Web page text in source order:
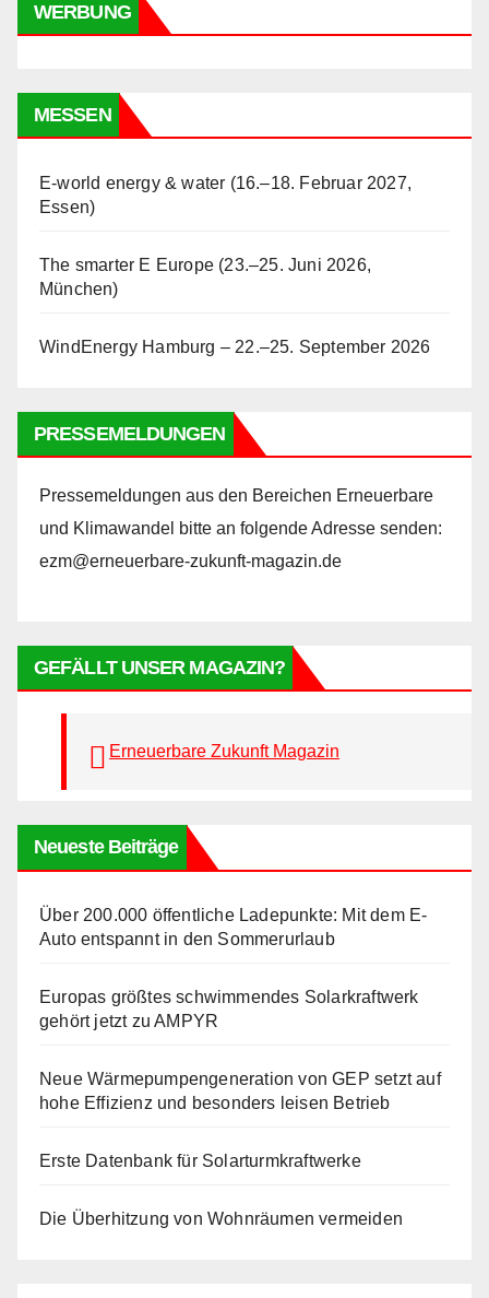
WERBUNG
MESSEN
E-world energy & water (16.–18. Februar 2027,
Essen)
The smarter E Europe (23.–25. Juni 2026,
München)
WindEnergy Hamburg – 22.–25. September 2026
PRESSEMELDUNGEN
Pressemeldungen aus den Bereichen Erneuerbare
und Klimawandel bitte an folgende Adresse senden:
ezm@erneuerbare-zukunft-magazin.de
GEFÄLLT UNSER MAGAZIN?
Erneuerbare Zukunft Magazin
Neueste Beiträge
Über 200.000 öffentliche Ladepunkte: Mit dem E-
Auto entspannt in den Sommerurlaub
Europas größtes schwimmendes Solarkraftwerk
gehört jetzt zu AMPYR
Neue Wärmepumpengeneration von GEP setzt auf
hohe Effizienz und besonders leisen Betrieb
Erste Datenbank für Solarturmkraftwerke
Die Überhitzung von Wohnräumen vermeiden